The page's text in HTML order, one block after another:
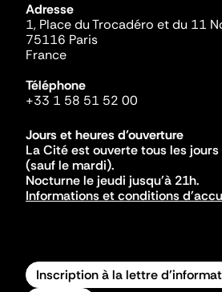
Adresse
1, Place du Trocadéro et du 11
75116 Paris
France
Téléphone
+33 1 58 51 52 00
Jours et heures d'ouverture
La Cité est ouverte tous les jours
(sauf le mardi).
Nocturne le jeudi jusqu'à 21h.
Informations et conditions
Inscription à la lettre